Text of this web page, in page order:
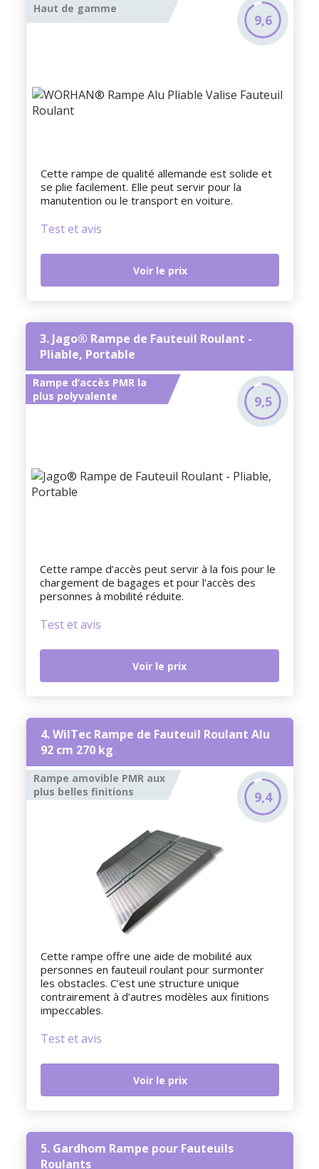
Haut de gamme
9,6
Cette rampe de qualité allemande est solide et
se plie facilement. Elle peut servir pour la
manutention ou le transport en voiture.
Test et avis
Voir le prix
3. Jago® Rampe de Fauteuil Roulant -
Pliable, Portable
Rampe d’accès PMR la
plus polyvalente
9,5
Cette rampe d’accès peut servir à la fois pour le
chargement de bagages et pour l’accès des
personnes à mobilité réduite.
Test et avis
Voir le prix
4. WilTec Rampe de Fauteuil Roulant Alu
92 cm 270 kg
Rampe amovible PMR aux
plus belles finitions
9,4
Cette rampe offre une aide de mobilité aux
personnes en fauteuil roulant pour surmonter
les obstacles. C’est une structure unique
contrairement à d’autres modèles aux finitions
impeccables.
Test et avis
Voir le prix
5. Gardhom Rampe pour Fauteuils
Roulants